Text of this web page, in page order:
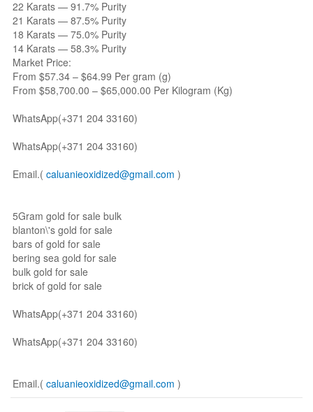
22 Karats — 91.7% Purity
21 Karats — 87.5% Purity
18 Karats — 75.0% Purity
14 Karats — 58.3% Purity
Market Price:
From $57.34 – $64.99 Per gram (g)
From $58,700.00 – $65,000.00 Per Kilogram (Kg)
WhatsApp(+371 204 33160)
WhatsApp(+371 204 33160)
Email.( caluanieoxidized@gmail.com )
5Gram gold for sale bulk
blanton\'s gold for sale
bars of gold for sale
bering sea gold for sale
bulk gold for sale
brick of gold for sale
WhatsApp(+371 204 33160)
WhatsApp(+371 204 33160)
Email.( caluanieoxidized@gmail.com )